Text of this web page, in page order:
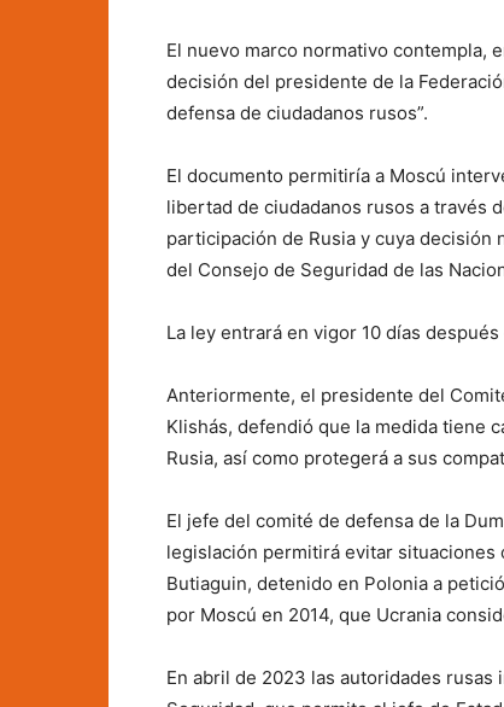
El nuevo marco normativo contempla,
decisión del presidente de la
defensa de ciudadanos rusos”.
El documento permitiría a Moscú
libertad de ciudadanos rusos a través
participación de Rusia y cuya
del Consejo de Seguridad de las
La ley entrará en vigor 10 días
Anteriormente, el presidente del
Klishás, defendió que la medida tiene
Rusia, así como protegerá a sus
El jefe del comité de defensa de la
legislación permitirá evitar
Butiaguin, detenido en Polonia a
por Moscú en 2014, que Ucrania
En abril de 2023 las autoridades